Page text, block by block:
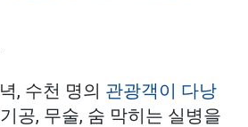
, 수천 명의 관광객이 다낭
공, 무술, 숨 막히는 실병을